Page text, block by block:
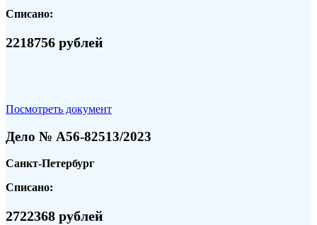
Списано:
2218756 рублей
Посмотреть документ
Дело № А56-82513/2023
Санкт-Петербург
Списано:
2722368 рублей